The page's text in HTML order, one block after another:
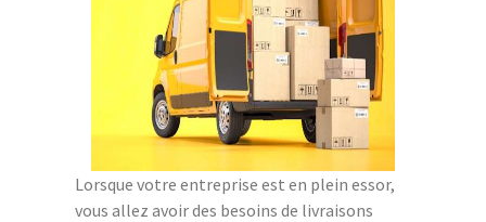
Lorsque votre entreprise est en plein essor,
vous allez avoir des besoins de livraisons